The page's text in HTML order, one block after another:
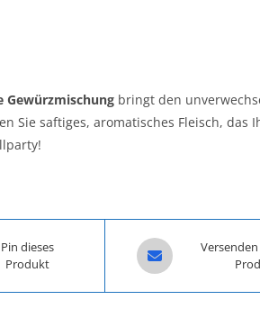
Gewürzmischung bringt den
Sie saftiges, aromatisches Fleisch,
window
Pin dieses
Produkt
Opens in a new
Versenden